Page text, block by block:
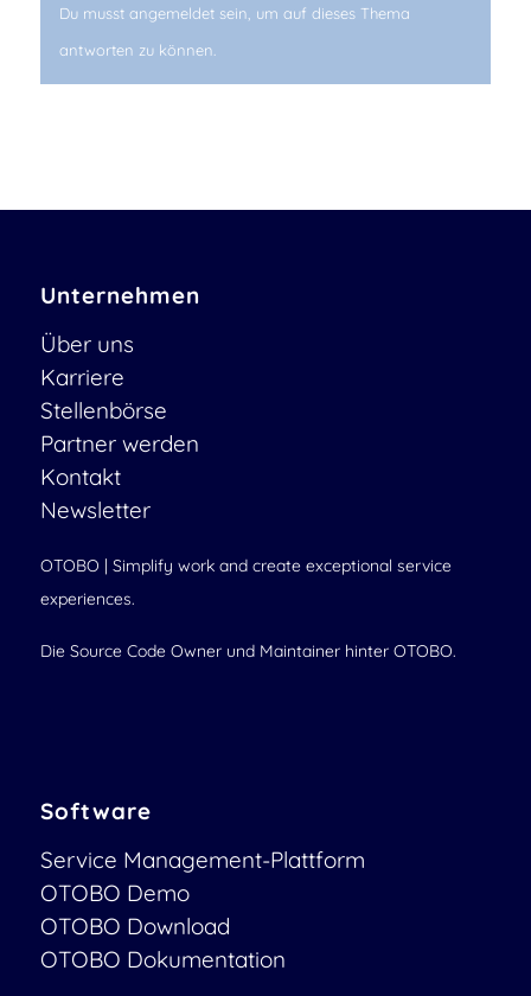
Du musst angemeldet sein, um auf dieses Thema
antworten zu können.
Unternehmen
Über uns
Karriere
Stellenbörse
Partner werden
Kontakt
Newsletter
OTOBO | Simplify work and create exceptional service
experiences.
Die Source Code Owner und Maintainer hinter OTOBO.
Software
Service Management-Plattform
OTOBO Demo
OTOBO Download
OTOBO Dokumentation